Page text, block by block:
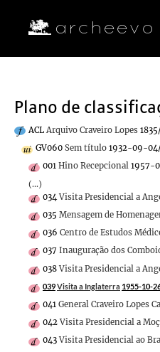
Plano de
ACL Arquivo Craveiro Lopes
GV060 Sem título 1932-09-
001 Hino Recepcional 1957-
(...)
034 Visita Presidencial a
035 Mensagem de
036 Centro de Estudos
037 Inauguração dos
038 Visita Presidencial a
039Visita a Inglaterra 1955-10-
041 General Craveiro Lopes
042 Visita Presidencial a
043 Visita Presidencial ao